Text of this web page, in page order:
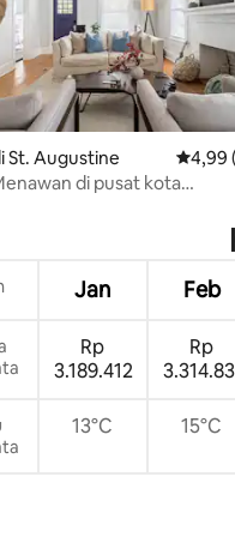
St. Augustine Nilai
4,99
di pusat kota
Jan Feb
Rp
3.189.412
Rp
13°C 15°C